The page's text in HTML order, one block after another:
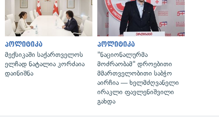
პოლიტიკა
მექსიკაში საქართველოს
ელჩად ნატალია კორძაია
დაინიშნა
პოლიტიკა
"ნაციონალურმა
მოძრაობამ" დროებითი
მმართველობითი საბჭო
აირჩია — ხელმძღვანელი
ირაკლი ფავლენიშვილი
გახდა